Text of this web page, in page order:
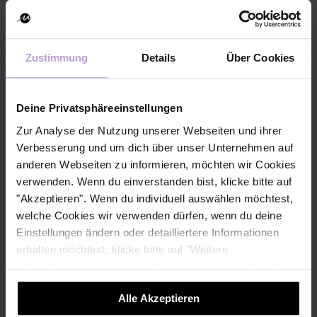
Zustimmung Details Über Cookies
Deine Privatsphäreeinstellungen
Zur Analyse der Nutzung unserer Webseiten und ihrer
Verbesserung und um dich über unser Unternehmen auf
anderen Webseiten zu informieren, möchten wir Cookies
verwenden. Wenn du einverstanden bist, klicke bitte auf
"Akzeptieren". Wenn du individuell auswählen möchtest,
welche Cookies wir verwenden dürfen, wenn du deine
Einstellungen ändern oder detailliertere Informationen
erhalten möchtest, klicke bitte auf "Weitere
Informationen". Deine Einwilligung kannst du jederzeit
widerrufen.
Alle Akzeptieren
Jean-Marc Fandelist
Erfahrung als
Unternehmer und
Führungskraft. Er hat Teams auf internationaler Ebene
geführt und außergewöhnliche
Geschäftstransformationen realisiert. Bekannt für seinen
methodischen Entscheidungsprozess und seine
Fähigkeit, unterschiedliche Interessengruppen in
komplexen Governance-Situationen
eine Hochleistungskultur zu etablieren, klare Strategien
zu formulieren und robuste Prozesse aufzubauen – alles